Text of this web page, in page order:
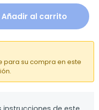
Añadir al carrito
para su compra en este